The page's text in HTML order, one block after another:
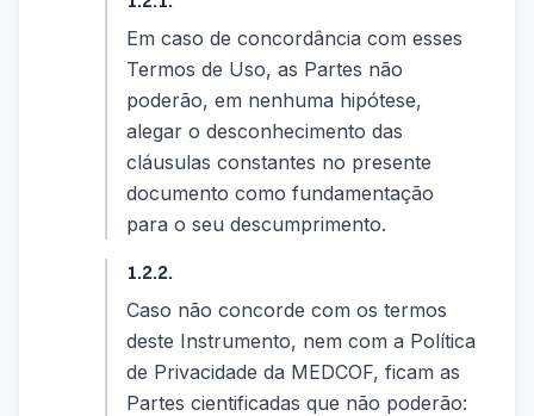
Em caso de concordância com esses
Termos de Uso, as Partes não
poderão, em nenhuma hipótese,
alegar o desconhecimento das
cláusulas constantes no presente
documento como fundamentação
para o seu descumprimento.
1.2.2.
Caso não concorde com os termos
deste Instrumento, nem com a Política
de Privacidade da MEDCOF, ficam as
Partes cientificadas que não poderão: